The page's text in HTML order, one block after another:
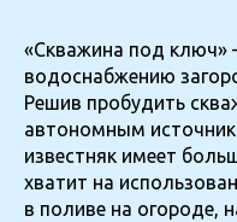
«Скважина под ключ»
водоснабжению
Решив пробудить
автономным
известняк имеет
хватит на
в поливе на огороде,